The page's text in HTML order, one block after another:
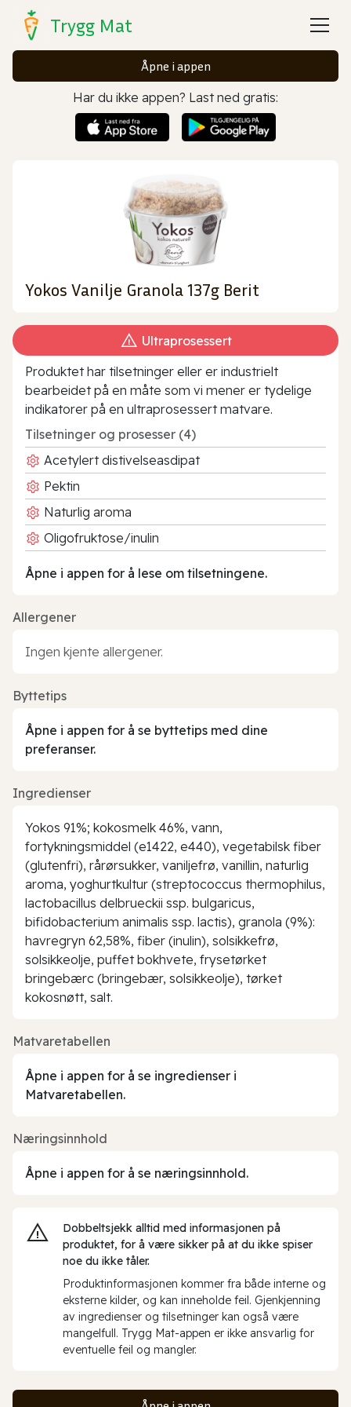
Trygg Mat
Åpne i appen
Har du ikke appen? Last ned gratis:
Yokos Vanilje Granola 137g Berit
Ultraprosessert
Produktet har tilsetninger eller er industrielt
bearbeidet på en måte som vi mener er tydelige
indikatorer på en ultraprosessert matvare.
Tilsetninger og prosesser (4)
Acetylert distivelseasdipat
Pektin
Naturlig aroma
Oligofruktose/inulin
Åpne i appen for å lese om tilsetningene.
Allergener
Ingen kjente allergener.
Byttetips
Åpne i appen for å se byttetips med dine
preferanser.
Ingredienser
Yokos 91%; kokosmelk 46%, vann,
fortykningsmiddel (e1422, e440), vegetabilsk fiber
(glutenfri), rårørsukker, vaniljefrø, vanillin, naturlig
aroma, yoghurtkultur (streptococcus thermophilus,
lactobacillus delbrueckii ssp. bulgaricus,
bifidobacterium animalis ssp. lactis), granola (9%):
havregryn 62,58%, fiber (inulin), solsikkefrø,
solsikkeolje, puffet bokhvete, frysetørket
bringebærc (bringebær, solsikkeolje), tørket
kokosnøtt, salt.
Matvaretabellen
Åpne i appen for å se ingredienser i
Matvaretabellen.
Næringsinnhold
Åpne i appen for å se næringsinnhold.
Dobbeltsjekk alltid med informasjonen på
produktet, for å være sikker på at du ikke spiser
noe du ikke tåler.
Produktinformasjonen kommer fra både interne og
eksterne kilder, og kan inneholde feil. Gjenkjenning
av ingredienser og tilsetninger kan også være
mangelfull. Trygg Mat-appen er ikke ansvarlig for
eventuelle feil og mangler.